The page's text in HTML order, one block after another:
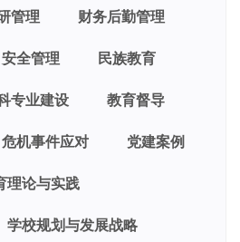
管理 财务后勤管理
安全管理 民族教育
专业建设 教育督导
危机事件应对 党建案例
理论与实践
学校规划与发展战略